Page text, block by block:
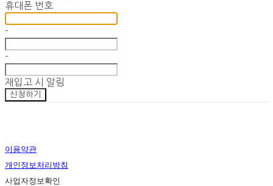
휴대폰 번호
-
-
재입고 시 알림
신청하기
이용약관
개인정보처리방침
사업자정보확인